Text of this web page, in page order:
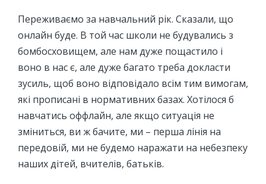
Переживаємо за навчальний рік. Сказали, що
онлайн буде. В той час школи не будувались з
бомбосховищем, але нам дуже пощастило і
воно в нас є, але дуже багато треба докласти
зусиль, щоб воно відповідало всім тим вимогам,
які прописані в нормативних базах. Хотілося б
навчатись оффлайн, але якщо ситуація не
зміниться, ви ж бачите, ми – перша лінія на
передовій, ми не будемо наражати на небезпеку
наших дітей, вчителів, батьків.